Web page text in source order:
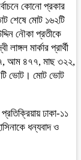
কোনো প্রকার
শেষে মোট ১৬২টি
নৌকা প্রতীকে
মার্কার প্রার্থী
আম ৪৭৭, মাছ ৩২২,
ভোট। মোট ভোট
ঢাকা-১১
ধন্যবাদ ও